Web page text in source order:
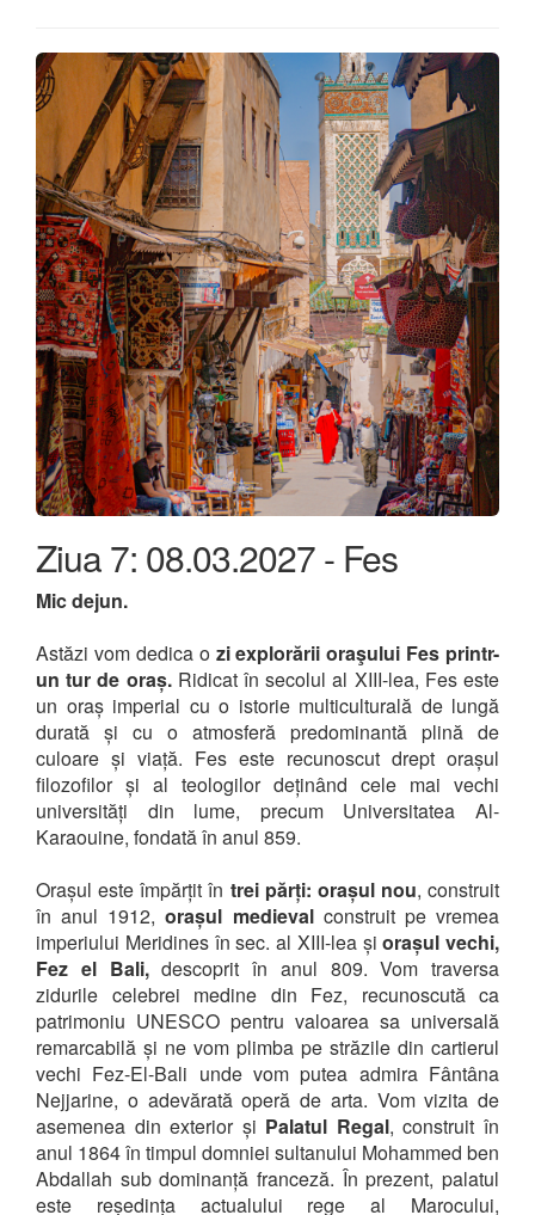
Ziua 7: 08.03.2027 - Fes
Mic dejun.
Astăzi vom dedica ozi explorării oraşului Fes printr-
un tur de oraș. Ridicat în secolul al XIII-lea, Fes este
un oraș imperial cu o istorie multiculturală de lungă
durată și cu o atmosferă predominantă plină de
culoare și viață. Fes este recunoscut drept orașul
filozofilor și al teologilor deținând cele mai vechi
universități din lume, precum Universitatea Al-
Karaouine, fondată în anul 859.
Orașul este împărțit în trei părți: orașul nou, construit
în anul 1912,orașul medievalconstruit pe vremea
imperiului Meridines în sec. al XIII-lea șiorașul vechi,
Fez el Bali,descoprit în anul 809. Vom traversa
zidurile celebrei medine din Fez, recunoscută ca
patrimoniu UNESCO pentru valoarea sa universală
remarcabilă și ne vom plimba pe străzile din cartierul
vechi Fez-El-Bali unde vom putea admira Fântâna
Nejjarine, o adevărată operă de arta. Vom vizita de
asemenea din exterior și Palatul Regal, construit în
anul 1864 în timpul domniei sultanului Mohammed ben
Abdallah sub dominanță franceză. În prezent, palatul
este reședința actualului rege al Marocului,